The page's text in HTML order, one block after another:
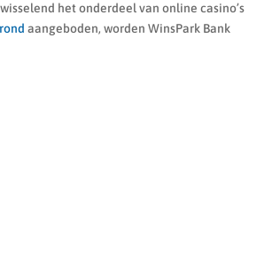
het onderdeel van online casino’s
aangeboden, worden WinsPark Bank